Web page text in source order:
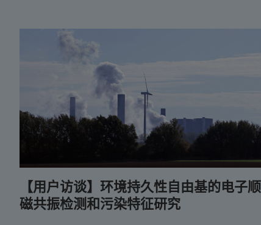
【用户访谈】环境持久性自由基的电子顺
磁共振检测和污染特征研究